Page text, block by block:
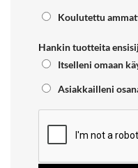
Koulutettu
Hankin tuotteita
Itselleni omaan
Asiakkailleni